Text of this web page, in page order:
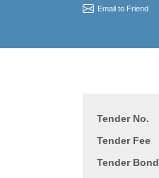
Email to Friend
Tender No.
Tender Fee
Tender Bond